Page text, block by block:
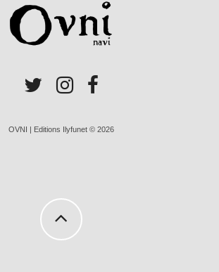
OVNI | Editions Ilyfunet © 2026